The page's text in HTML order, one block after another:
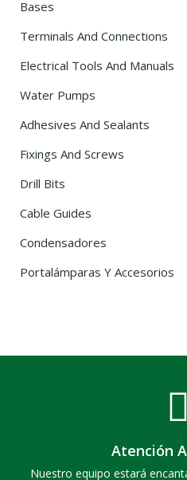
Bases
Terminals And Connections
Electrical Tools And Manuals
Water Pumps
Adhesives And Sealants
Fixings And Screws
Drill Bits
Cable Guides
Condensadores
Portalámparas Y Accesorios
Atención
Nuestro equipo estará